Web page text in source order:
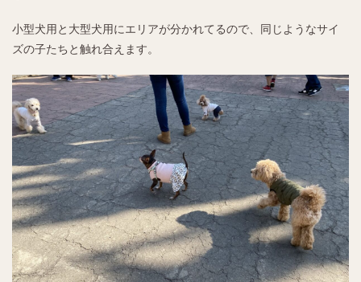
小型犬用と大型犬用にエリアが分かれてるので、同じようなサイ
ズの子たちと触れ合えます。